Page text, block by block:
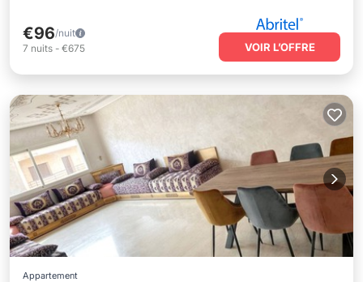
€96/nuit
7 nuits - €675 VOIR L’OFFRE
Appartement